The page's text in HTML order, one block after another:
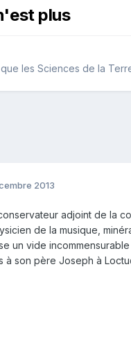
plus
les Sciences de la
2013
adjoint de la
de la musique,
un vide
à son père Joseph à